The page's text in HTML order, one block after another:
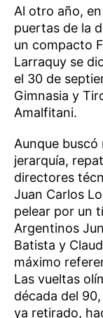
Al otro año,
puertas de la
un compacto
Larraquy se
el 30 de
Gimnasia y
Amalfitani.
Aunque
jerarquía,
directores
Juan Carlos
pelear por un
Argentinos
Batista y
máximo
Las vueltas
década del
ya retirado,